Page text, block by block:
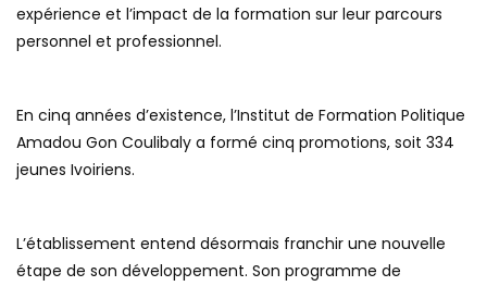
expérience et l’impact de la formation sur leur parcours
personnel et professionnel.
En cinq années d’existence, l’Institut de Formation Politique
Amadou Gon Coulibaly a formé cinq promotions, soit 334
jeunes Ivoiriens.
L’établissement entend désormais franchir une nouvelle
étape de son développement. Son programme de